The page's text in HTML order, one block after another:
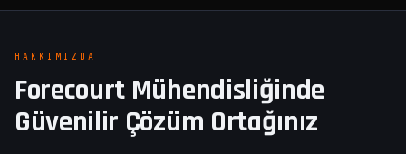
HAKKIMIZDA
Forecourt Mühendisliğinde
Güvenilir Çözüm Ortağınız